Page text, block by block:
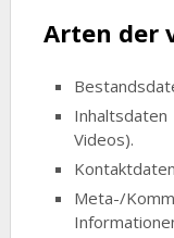
Arten der
Inhaltsdaten
Videos).
Meta-/